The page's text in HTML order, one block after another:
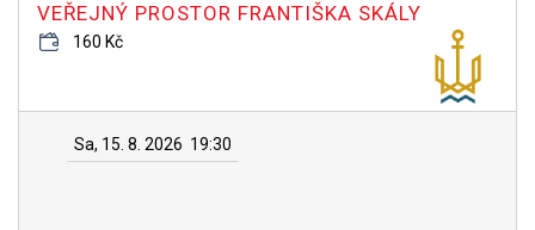
VEŘEJNÝ PROSTOR FRANTIŠKA SKÁLY
160 Kč
Sa, 15. 8. 2026 19:30